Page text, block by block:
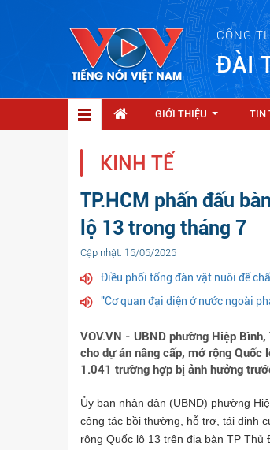
CỔNG
ĐÀI
GIỚI THIỆU TIN
KINH TẾ
TP.HCM phấn đấu
lộ 13 trong tháng 7
Cập nhật: 16/06/2026
Điều phối tổng đàn vật nuôi để
"Cơ quan đại diện ở nước ngoài
VOV.VN - UBND phường Hiệp
cho dự án nâng cấp, mở rộng
1.041 trường hợp bị ảnh hưởng
Ủy ban nhân dân (UBND) phường
công tác bồi thường, hỗ trợ, tái định
rộng Quốc lộ 13 trên địa bàn TP